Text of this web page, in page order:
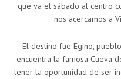
que va el sábado al centro
nos acercamos a
El destino fue Egino,
encuentra la famosa Cueva
tener la oportunidad de ser